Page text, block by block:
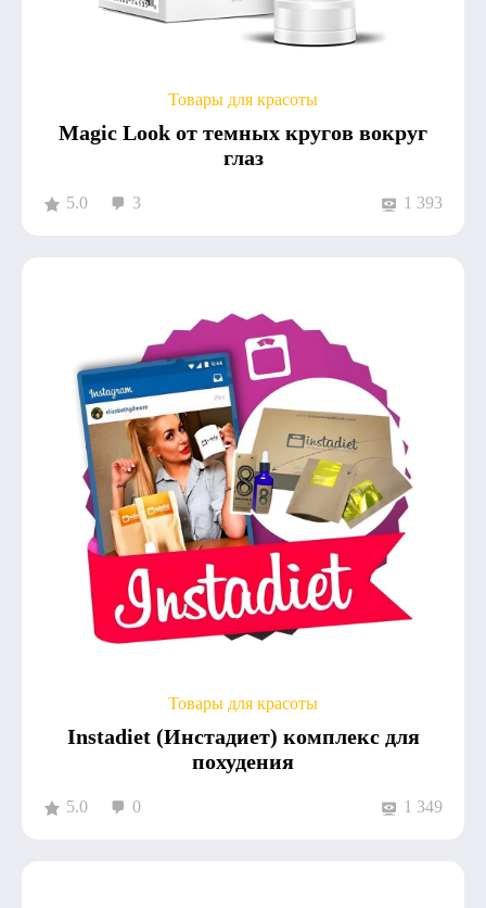
Товары для красоты
Magic Look от темных кругов вокруг
глаз
5.0 3 1 393
Товары для красоты
Instadiet (Инстадиет) комплекс для
похудения
5.0 0 1 349